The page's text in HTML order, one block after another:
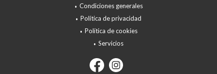
Condiciones generales
Política de privacidad
Política de cookies
Servicios